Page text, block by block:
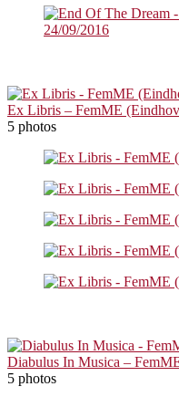
Ex Libris – FemME
5 photos
Diabulus In Musica –
5 photos